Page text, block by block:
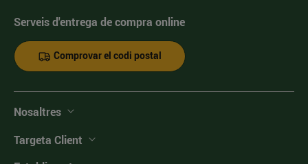
Serveis d'entrega de compra online
Comprovar el codi postal
Nosaltres
Targeta Client